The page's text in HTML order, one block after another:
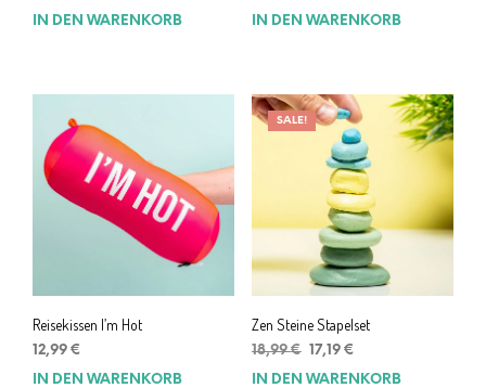
Preis
Preis
IN DEN WARENKORB IN DEN WARENKORB
Reisekissen I’m Hot
12,99 €
IN DEN WARENKORB
SALE!
Zen Steine Stapelset
18,99€ Ursprünglicher
Preis
17,19 €Aktueller
Preis
IN DEN WARENKORB